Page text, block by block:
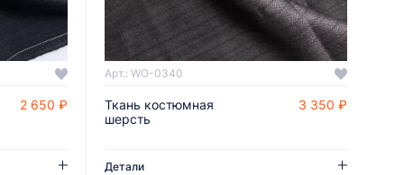
2 650 ₽
Арт.: WO-0340
Ткань костюмная
шерсть
3 350 ₽
Детали